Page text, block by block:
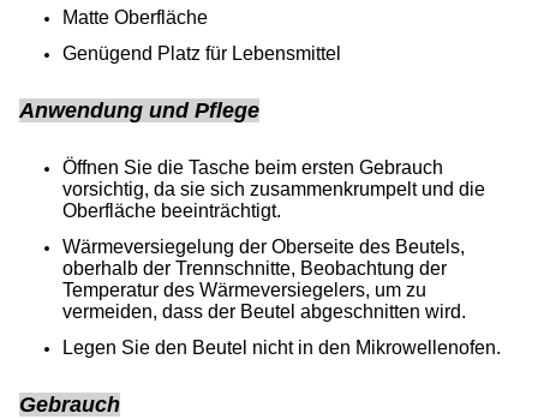
Matte Oberfläche
Genügend Platz für Lebensmittel
Anwendung und Pflege
Öffnen Sie die Tasche beim ersten Gebrauch
vorsichtig, da sie sich zusammenkrumpelt und die
Oberfläche beeinträchtigt.
Wärmeversiegelung der Oberseite des Beutels,
oberhalb der Trennschnitte, Beobachtung der
Temperatur des Wärmeversiegelers, um zu
vermeiden, dass der Beutel abgeschnitten wird.
Legen Sie den Beutel nicht in den Mikrowellenofen.
Gebrauch